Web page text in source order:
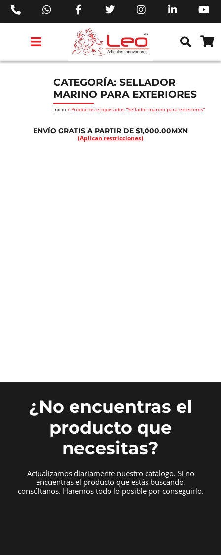
CATEGORÍA: SELLADOR
MARINO PARA EXTERIORES
Inicio / Productos etiquetados “Sellador marino para exteriores”
ENVÍO GRATIS A PARTIR DE $1,000.00MXN
(Aplican restricciones)
¿No encuentras el
producto que
necesitas?
Actualizamos diariamente nuestro catálogo. Si no
encuentras el producto que estás buscando,
consúltanos. Haremos todo lo posible por conseguirlo.